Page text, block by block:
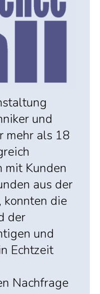
und
mehr als 18
mit Kunden
aus der
die
der
und
Echtzeit
Nachfrage